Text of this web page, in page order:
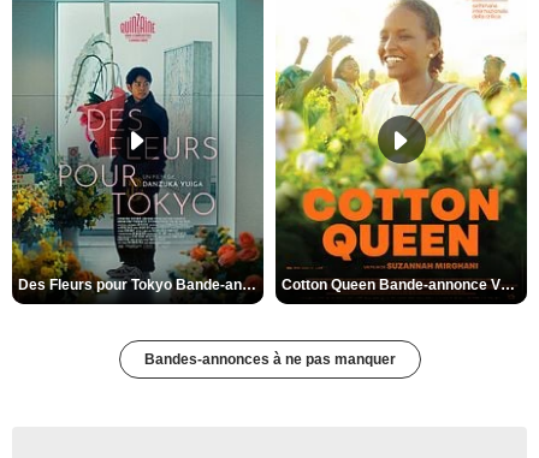
Des Fleurs pour Tokyo Bande-annonce VO STFR Cotton Queen Bande-annonce VO STFR
Bandes-annonces à ne pas manquer